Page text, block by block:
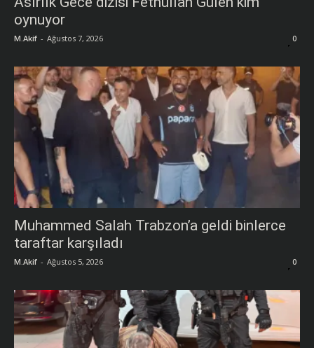
oynuyor
M.Akif - Ağustos 7, 2026 0
Muhammed Salah Trabzon’a geldi binlerce
taraftar karşıladı
M.Akif - Ağustos 5, 2026 0